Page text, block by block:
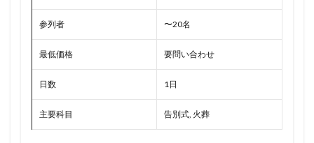
参列者 〜20名
最低価格 要問い合わせ
日数 1日
主要科目 告別式, 火葬